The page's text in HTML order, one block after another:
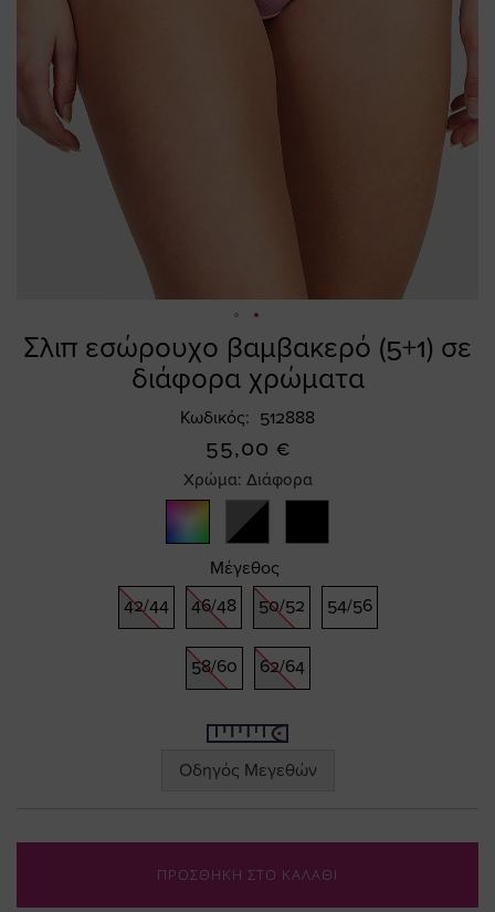
Σλιπ εσώρουχο βαμβακερό (5+1) σε
διάφορα χρώματα
Κωδικός 512888
55,00 €
Χρώμα: Διάφορα
Μέγεθος
42/44
46/48 50/52 54/56
58/60 62/64
Οδηγός Μεγεθών
ΠΡΟΣΘΗΚΗ ΣΤΟ ΚΑΛΑΘΙ
Skip